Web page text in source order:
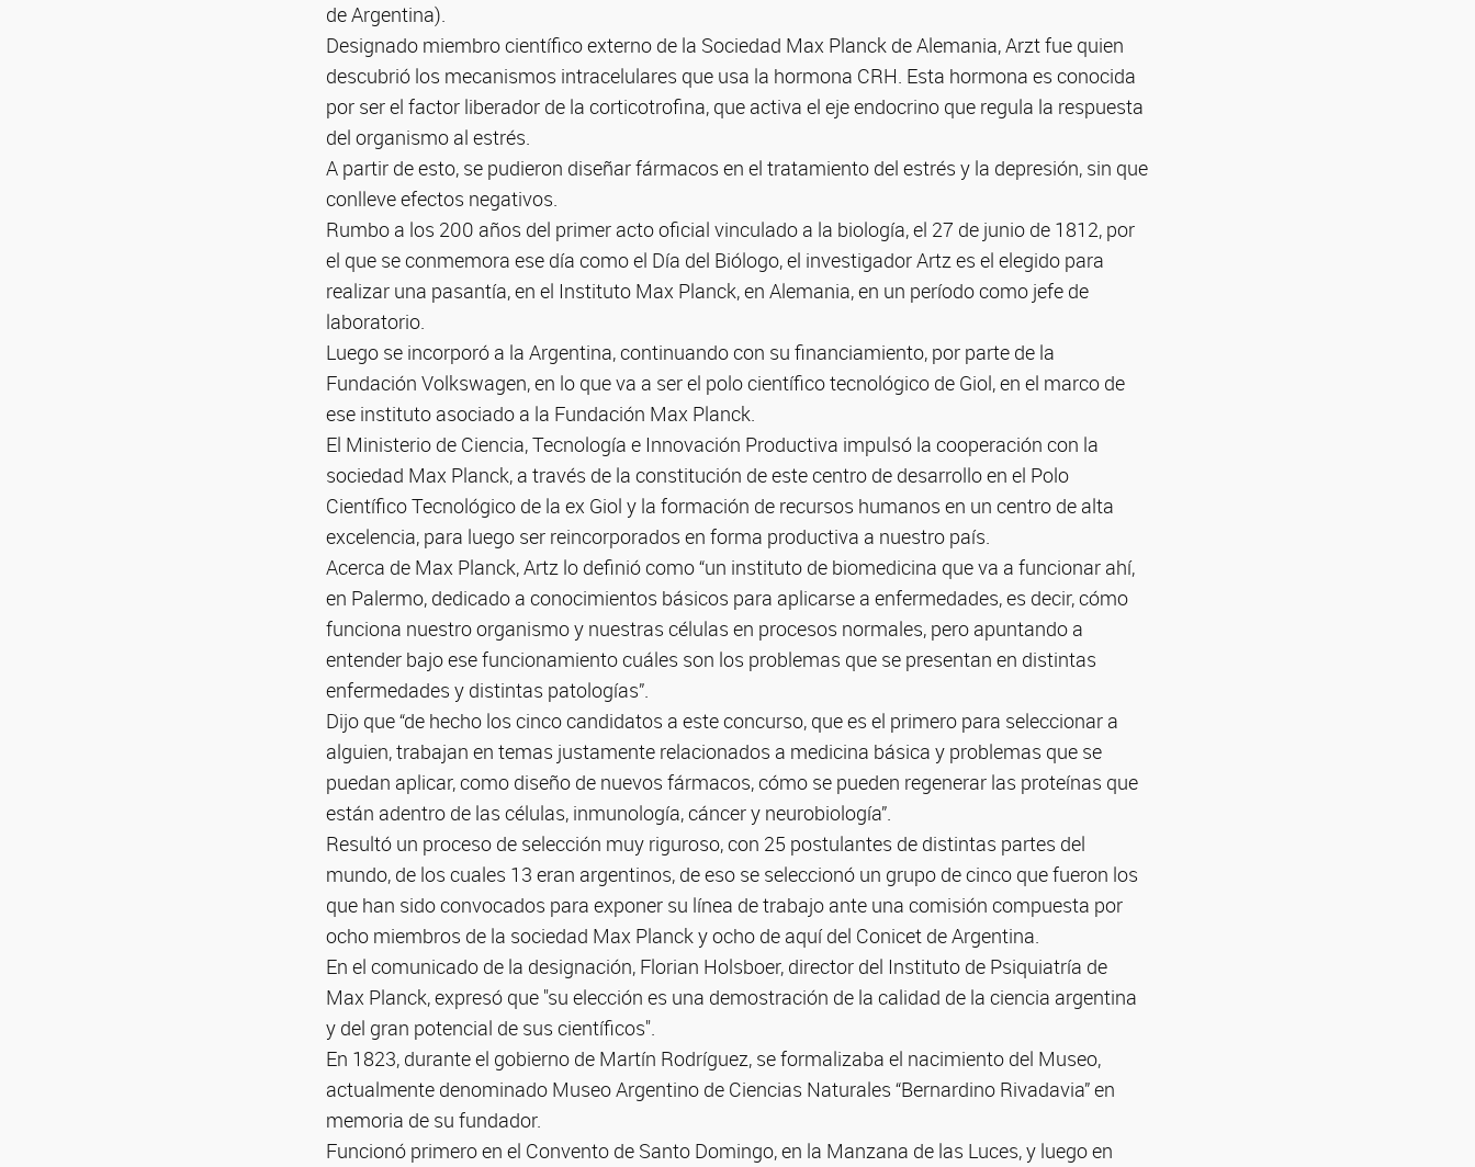
de Argentina).
Designado miembro científico externo de la Sociedad Max Planck de Alemania, Arzt fue quien
descubrió los mecanismos intracelulares que usa la hormona CRH. Esta hormona es conocida
por ser el factor liberador de la corticotrofina, que activa el eje endocrino que regula la respuesta
del organismo al estrés.
A partir de esto, se pudieron diseñar fármacos en el tratamiento del estrés y la depresión, sin que
conlleve efectos negativos.
Rumbo a los 200 años del primer acto oficial vinculado a la biología, el 27 de junio de 1812, por
el que se conmemora ese día como el Día del Biólogo, el investigador Artz es el elegido para
realizar una pasantía, en el Instituto Max Planck, en Alemania, en un período como jefe de
laboratorio.
Luego se incorporó a la Argentina, continuando con su financiamiento, por parte de la
Fundación Volkswagen, en lo que va a ser el polo científico tecnológico de Giol, en el marco de
ese instituto asociado a la Fundación Max Planck.
El Ministerio de Ciencia, Tecnología e Innovación Productiva impulsó la cooperación con la
sociedad Max Planck, a través de la constitución de este centro de desarrollo en el Polo
Científico Tecnológico de la ex Giol y la formación de recursos humanos en un centro de alta
excelencia, para luego ser reincorporados en forma productiva a nuestro país.
Acerca de Max Planck, Artz lo definió como “un instituto de biomedicina que va a funcionar ahí,
en Palermo, dedicado a conocimientos básicos para aplicarse a enfermedades, es decir, cómo
funciona nuestro organismo y nuestras células en procesos normales, pero apuntando a
entender bajo ese funcionamiento cuáles son los problemas que se presentan en distintas
enfermedades y distintas patologías”.
Dijo que “de hecho los cinco candidatos a este concurso, que es el primero para seleccionar a
alguien, trabajan en temas justamente relacionados a medicina básica y problemas que se
puedan aplicar, como diseño de nuevos fármacos, cómo se pueden regenerar las proteínas que
están adentro de las células, inmunología, cáncer y neurobiología”.
Resultó un proceso de selección muy riguroso, con 25 postulantes de distintas partes del
mundo, de los cuales 13 eran argentinos, de eso se seleccionó un grupo de cinco que fueron los
que han sido convocados para exponer su línea de trabajo ante una comisión compuesta por
ocho miembros de la sociedad Max Planck y ocho de aquí del Conicet de Argentina.
En el comunicado de la designación, Florian Holsboer, director del Instituto de Psiquiatría de
Max Planck, expresó que "su elección es una demostración de la calidad de la ciencia argentina
y del gran potencial de sus científicos".
En 1823, durante el gobierno de Martín Rodríguez, se formalizaba el nacimiento del Museo,
actualmente denominado Museo Argentino de Ciencias Naturales “Bernardino Rivadavia” en
memoria de su fundador.
Funcionó primero en el Convento de Santo Domingo, en la Manzana de las Luces, y luego en